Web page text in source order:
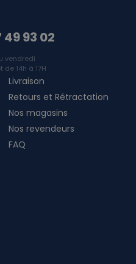
49 93 02
vendredi
de 14h à 17H
Livraison
Retours et Rétractation
Nos magasins
Nos revendeurs
FAQ